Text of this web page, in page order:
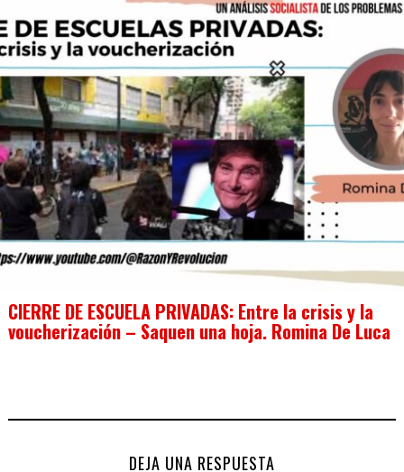
CIERRE DE ESCUELA PRIVADAS: Entre la crisis y la
voucherización – Saquen una hoja. Romina De Luca
DEJA UNA RESPUESTA